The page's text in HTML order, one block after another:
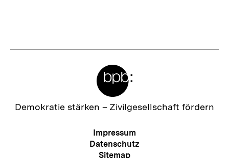
Zur
Demokratie stärken – Zivilgesellschaft fördern
Meta-
Navigation
Impressum
Datenschutz
Sitemap